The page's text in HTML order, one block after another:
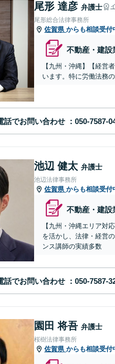
尾形 達彦 弁護士
尾形総合法律事務所
佐賀県 からも相談受付
不動産・建設
【九州・沖縄】【経営
います。特に労働法務
話でお問い合わせ
池辺 健太 弁護士
池辺法律事務所
佐賀県 からも相談受付
不動産・建設
【九州・沖縄エリア対
を活かし、法律・経営
ンス講師の実績多数
話でお問い合わせ
園田 将吾 弁護士
桜樹法律事務所
佐賀県 からも相談受付